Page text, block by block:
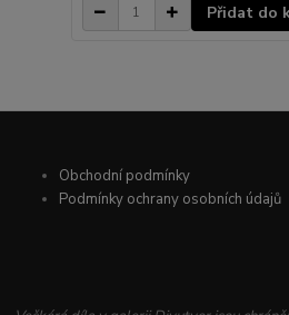
Přidat do
Obchodní podmínky
Podmínky ochrany osobních údajů